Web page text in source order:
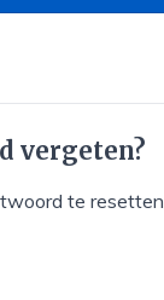
vergeten?
te resetten.